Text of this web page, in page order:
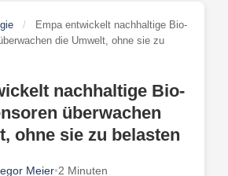
/
Empa entwickelt nachhaltige Bio-
die Umwelt, ohne sie zu
nachhaltige Bio-
überwachen
ohne sie zu belasten
Meier•2 Minuten